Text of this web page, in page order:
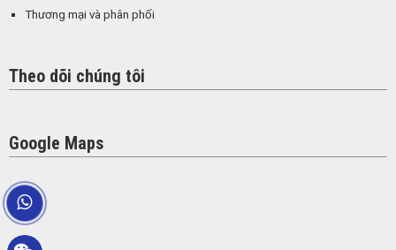
Thương mại và phân phối
Theo dõi chúng tôi
Google Maps